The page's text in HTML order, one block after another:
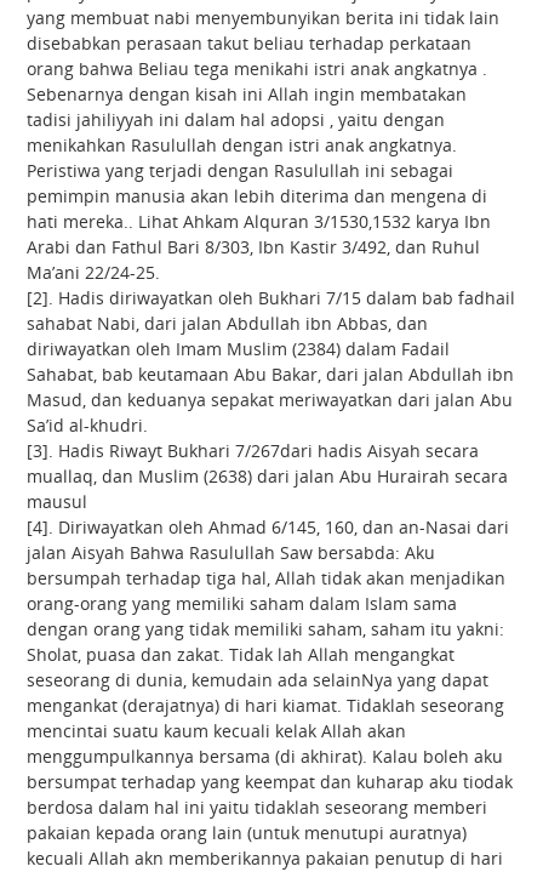
yang membuat nabi menyembunyikan berita ini tidak lain
disebabkan perasaan takut beliau terhadap perkataan
orang bahwa Beliau tega menikahi istri anak angkatnya .
Sebenarnya dengan kisah ini Allah ingin membatakan
tadisi jahiliyyah ini dalam hal adopsi , yaitu dengan
menikahkan Rasulullah dengan istri anak angkatnya.
Peristiwa yang terjadi dengan Rasulullah ini sebagai
pemimpin manusia akan lebih diterima dan mengena di
hati mereka.. Lihat Ahkam Alquran 3/1530,1532 karya Ibn
Arabi dan Fathul Bari 8/303, Ibn Kastir 3/492, dan Ruhul
Ma’ani 22/24-25.
[2]. Hadis diriwayatkan oleh Bukhari 7/15 dalam bab fadhail
sahabat Nabi, dari jalan Abdullah ibn Abbas, dan
diriwayatkan oleh Imam Muslim (2384) dalam Fadail
Sahabat, bab keutamaan Abu Bakar, dari jalan Abdullah ibn
Masud, dan keduanya sepakat meriwayatkan dari jalan Abu
Sa’id al-khudri.
[3]. Hadis Riwayt Bukhari 7/267dari hadis Aisyah secara
muallaq, dan Muslim (2638) dari jalan Abu Hurairah secara
mausul
[4]. Diriwayatkan oleh Ahmad 6/145, 160, dan an-Nasai dari
jalan Aisyah Bahwa Rasulullah Saw bersabda: Aku
bersumpah terhadap tiga hal, Allah tidak akan menjadikan
orang-orang yang memiliki saham dalam Islam sama
dengan orang yang tidak memiliki saham, saham itu yakni:
Sholat, puasa dan zakat. Tidak lah Allah mengangkat
seseorang di dunia, kemudain ada selainNya yang dapat
mengankat (derajatnya) di hari kiamat. Tidaklah seseorang
mencintai suatu kaum kecuali kelak Allah akan
menggumpulkannya bersama (di akhirat). Kalau boleh aku
bersumpat terhadap yang keempat dan kuharap aku tiodak
berdosa dalam hal ini yaitu tidaklah seseorang memberi
pakaian kepada orang lain (untuk menutupi auratnya)
kecuali Allah akn memberikannya pakaian penutup di hari